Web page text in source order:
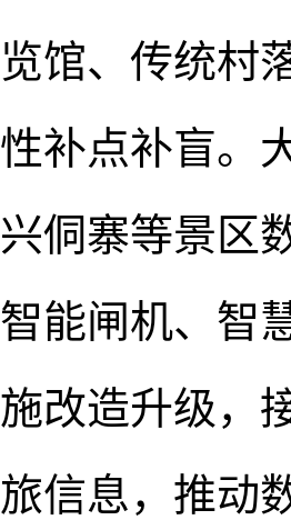
览馆、传统村
性补点补盲。
兴侗寨等景区
智能闸机、智
施改造升级，
旅信息，推动